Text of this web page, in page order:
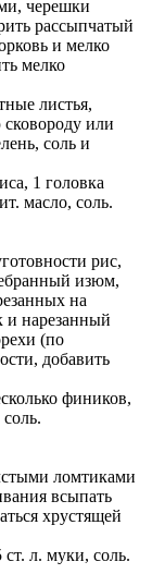
черешки
рассыпчатый
и мелко
мелко
листья,
или
соль и
1 головка
масло, соль.
рис,
изюм,
на
и нарезанный
(по
добавить
фиников,
ломтиками
всыпать
хрустящей
ст. л. муки, соль.